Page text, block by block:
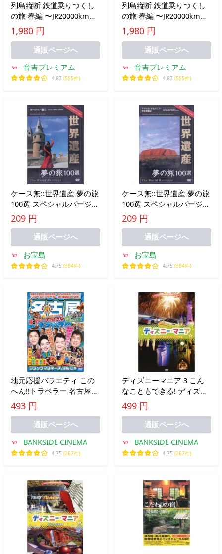
列島縦断 鉄道乗りつくし
の旅 春編 〜JR20000km全
線走破〜 九州・中国編 中
古その他DVD
1,980 円
通販ページへ
音吉プレミアム
4.83 (555件)
列島縦断 鉄道乗りつくし
の旅 春編 〜JR20000km全
線走破〜 中国・四国・近
1,980 円
通販ページへ
音吉プレミアム
4.83 (555件)
ケース無::世界遺産 夢の旅
100選 スペシャルバージョ
ン ヨーロッパ篇 1 中古
DVD
209 円
通販ページへ
お宝島
4.75 (394件)
ケース無::世界遺産 夢の旅
100選 スペシャルバージョ
ン アフリカ・オセアニ
ア・中近東篇 2 中古 DVD
209 円
通販ページへ
お宝島
4.75 (394件)
地元応援バラエティ この
へん!!トラベラー 名古屋
レンタル落ち 中古 DVD
493 円
通販ページへ
BANKSIDE CINEMA
4.75 (267件)
ディズニーマニア 3 こん
なこともできる! ディズニ
ーVIP体験 レンタル落ち
中古 DVD
499 円
通販ページへ
BANKSIDE CINEMA
4.75 (267件)